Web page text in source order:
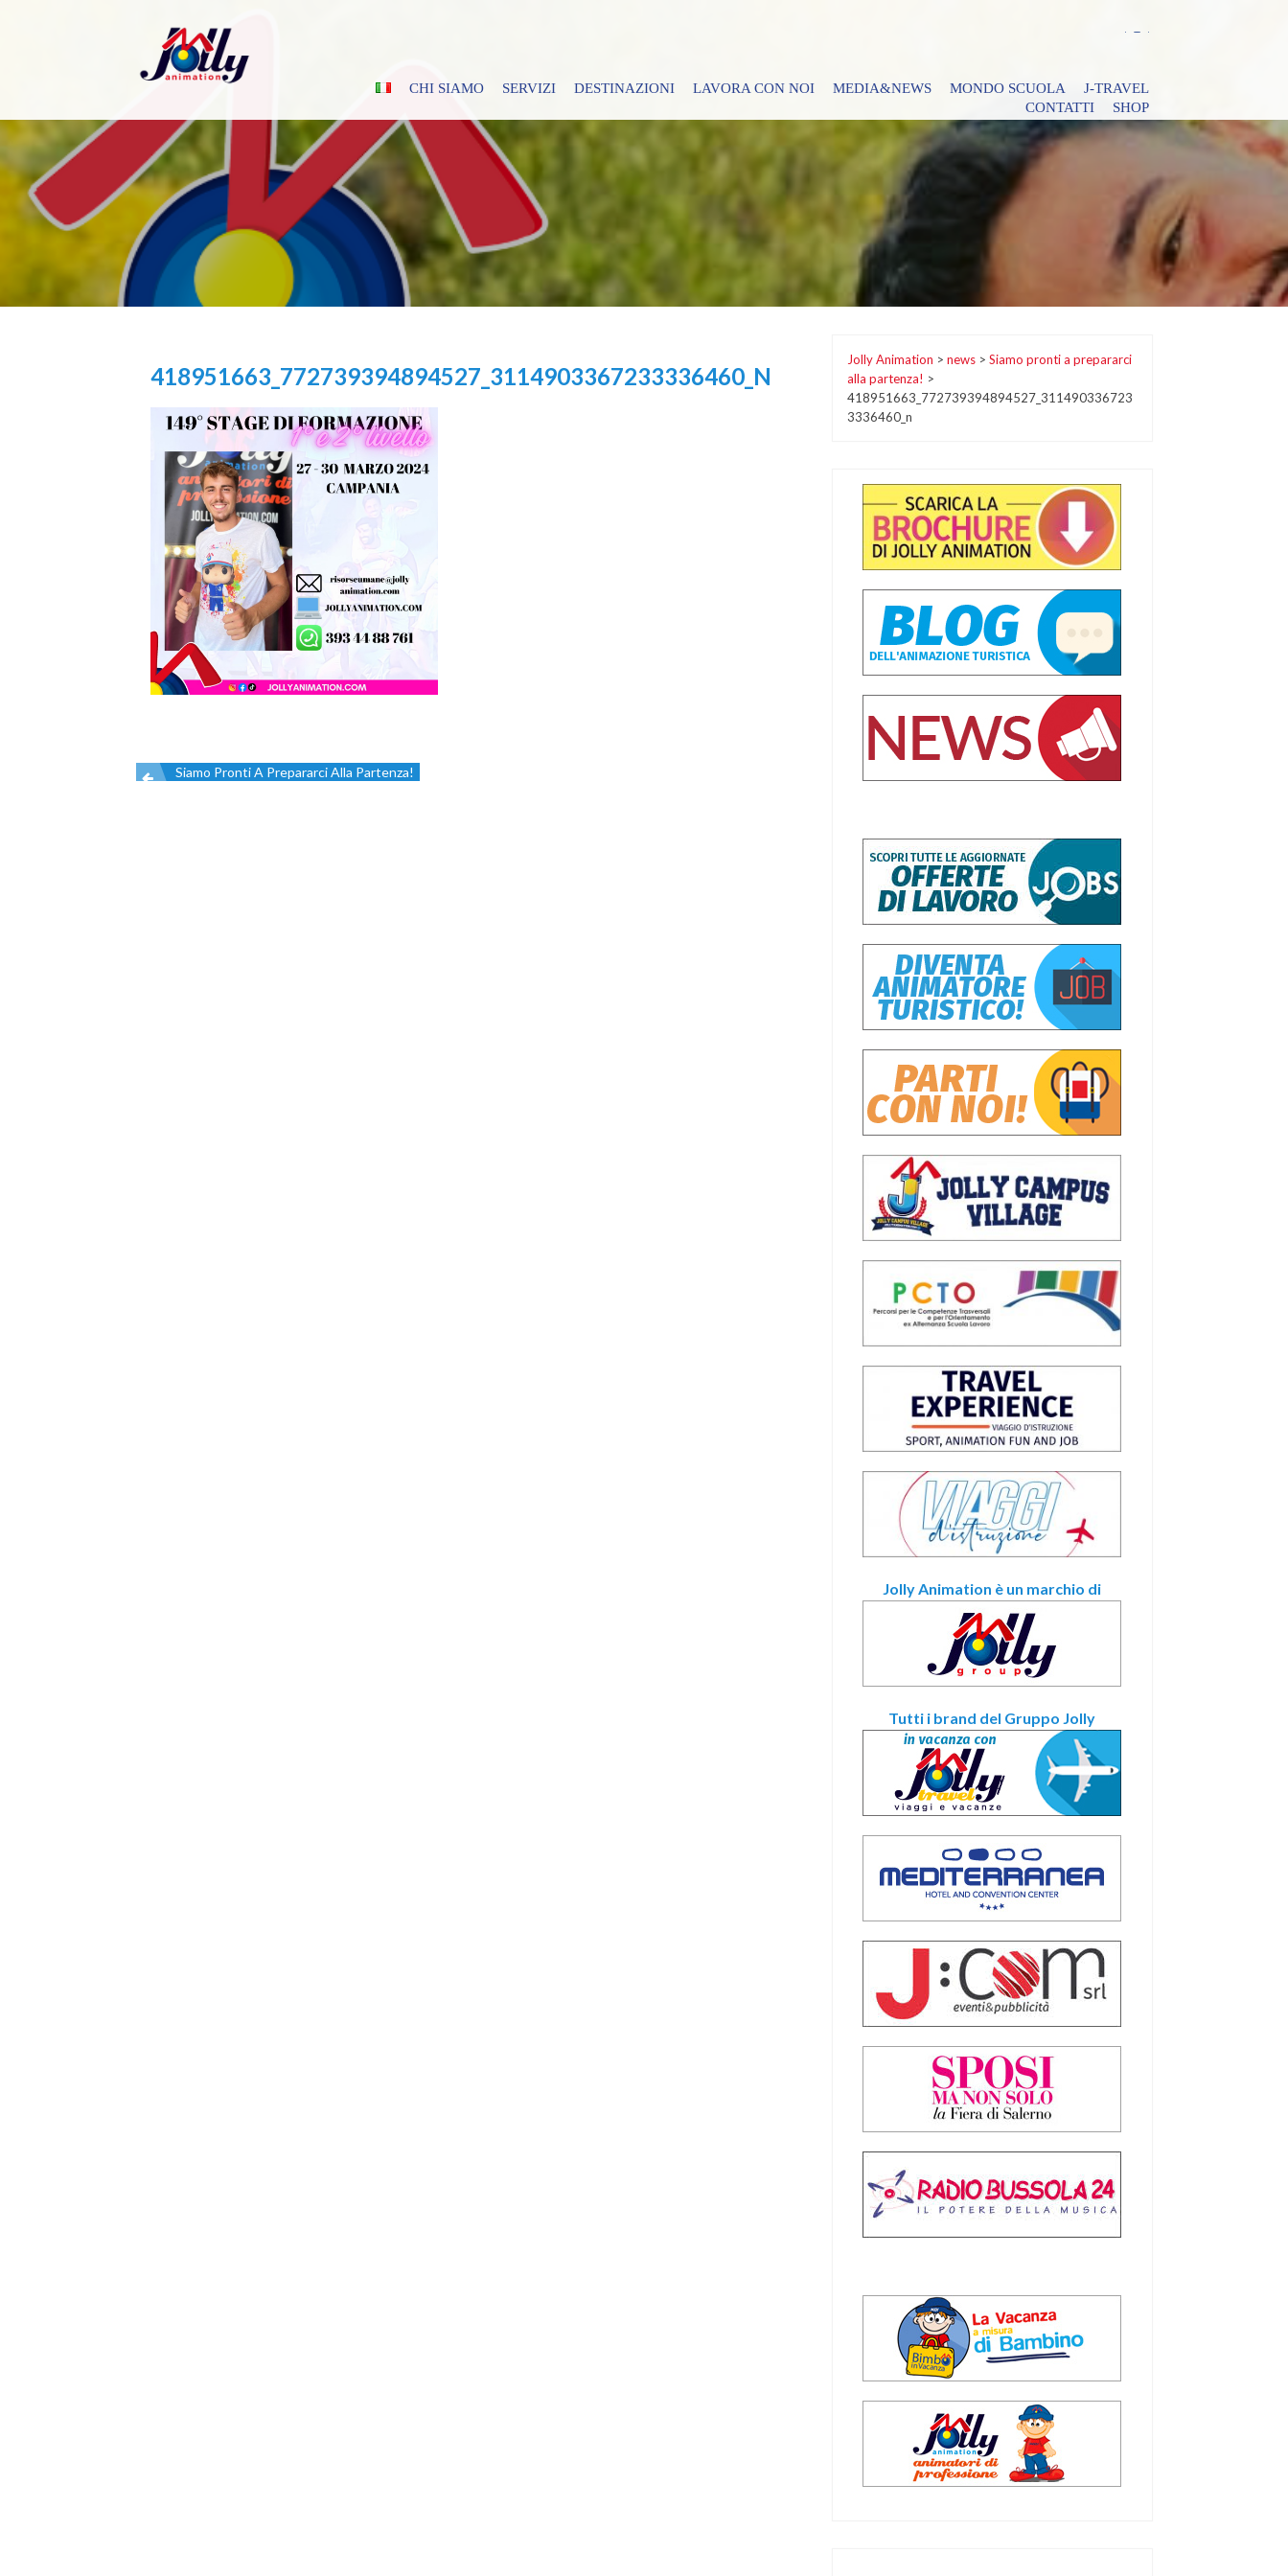
CHI SIAMO SERVIZI DESTINAZIONI LAVORA CON NOI MEDIA&NEWS MONDO SCUOLA
J-TRAVEL
CONTATTI
SHOP
418951663_772739394894527_3114903367233336460_N
Navigazione
Siamo Pronti A Prepararci Alla Partenza!
Jolly Animation > news> Siamo pronti a prepararci
alla partenza! >
418951663_772739394894527_311490336723
3336460_n
Jolly Animation è un marchio di
Tutti i brand del Gruppo Jolly